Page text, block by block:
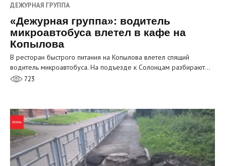
ДЕЖУРНАЯ ГРУППА
«Дежурная группа»: водитель
микроавтобуса влетел в кафе на
Копылова
В ресторан быстрого питания на Копылова влетел спящий
водитель микроавтобуса. На подъезде к Солонцам разбирают…
723